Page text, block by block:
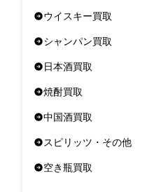
ウイスキー買取
シャンパン買取
日本酒買取
焼酎買取
中国酒買取
スピリッツ・その他
空き瓶買取